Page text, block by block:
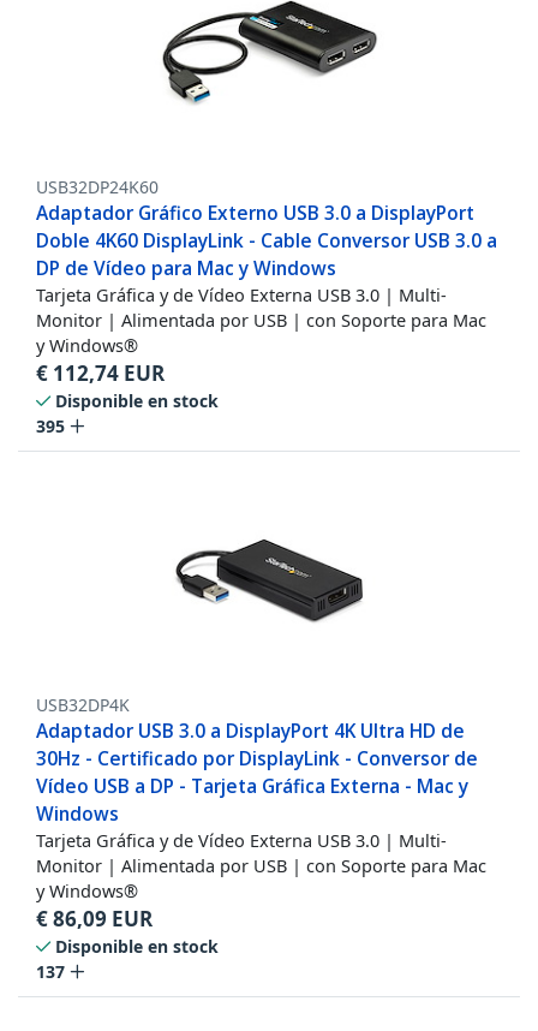
USB32DP24K60
Adaptador Gráfico Externo USB 3.0 a DisplayPort
Doble 4K60 DisplayLink - Cable Conversor USB 3.0 a
DP de Vídeo para Mac y Windows
Tarjeta Gráfica y de Vídeo Externa USB 3.0 | Multi-
Monitor | Alimentada por USB | con Soporte para Mac
y Windows®
€ 112,74 EUR
Disponible en stock
395
USB32DP4K
Adaptador USB 3.0 a DisplayPort 4K Ultra HD de
30Hz - Certificado por DisplayLink - Conversor de
Vídeo USB a DP - Tarjeta Gráfica Externa - Mac y
Windows
Tarjeta Gráfica y de Vídeo Externa USB 3.0 | Multi-
Monitor | Alimentada por USB | con Soporte para Mac
y Windows®
€86,09 EUR
Disponible en stock
137